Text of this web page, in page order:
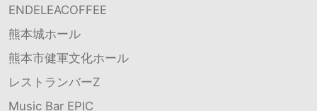
ENDELEACOFFEE
熊本城ホール
熊本市健軍文化ホール
レストランバーZ
Music Bar EPIC